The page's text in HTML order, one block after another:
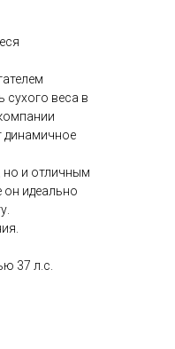
веса в
динамичное
но и отличным
идеально
37 л.с.